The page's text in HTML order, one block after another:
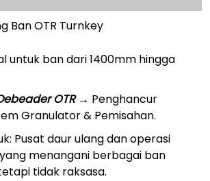
Ban OTR Turnkey
untuk ban dari 1400mm hingga
OTR→ Penghancur
Granulator & Pemisahan.
Pusat daur ulang dan operasi
menangani berbagai ban
tidak raksasa.